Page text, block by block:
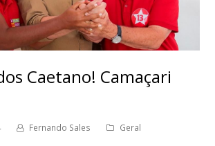
Caetano! Camaçari
Fernando Sales
Geral